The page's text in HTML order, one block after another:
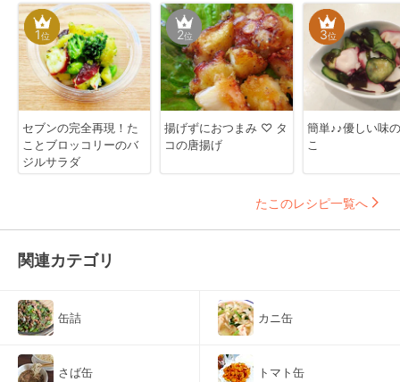
1位
セブンの完全再現！た
ことブロッコリーのバ
ジルサラダ
2位
揚げずにおつまみ ♡ タ
コの唐揚げ
3位
簡単♪♪優しい味
こ
たこのレシピ一覧へ
関連カテゴリ
缶詰 カニ缶
さば缶 トマト缶